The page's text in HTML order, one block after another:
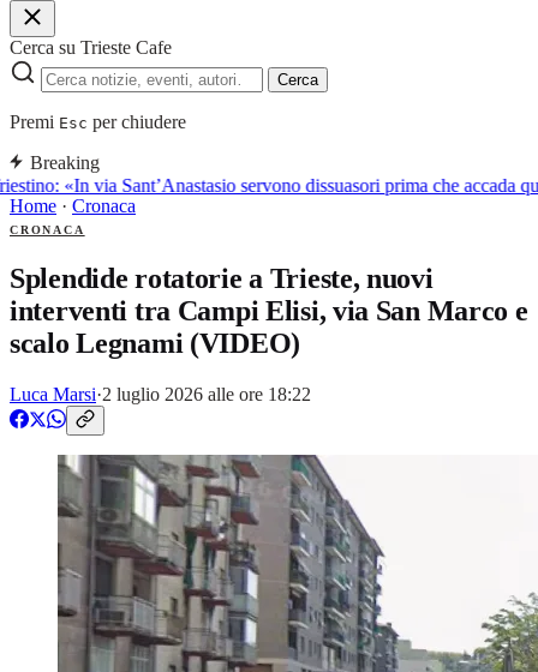
Cerca su Trieste Cafe
Cerca
Premi Esc per chiudere
Breaking
«In via Sant’Anastasio servono dissuasori prima che accada
Home · Cronaca
CRONACA
Splendide rotatorie a Trieste, nuovi
interventi tra Campi Elisi, via San Marco e
scalo Legnami (VIDEO)
Luca Marsi·2 luglio 2026 alle ore 18:22